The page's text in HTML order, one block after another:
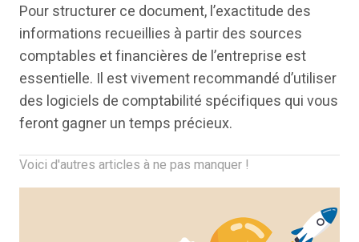
Pour structurer ce document, l’exactitude des
informations recueillies à partir des sources
comptables et financières de l’entreprise est
essentielle. Il est vivement recommandé d’utiliser
des logiciels de comptabilité spécifiques qui vous
feront gagner un temps précieux.
Voici d'autres articles à ne pas manquer !